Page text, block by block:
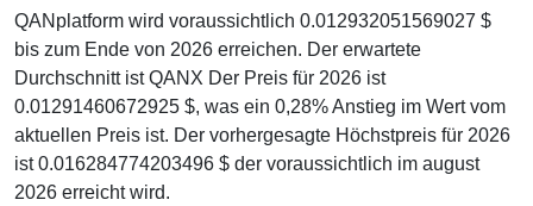
QANplatform wird voraussichtlich 0.012932051569027 $
bis zum Ende von 2026 erreichen. Der erwartete
Durchschnitt ist QANX Der Preis für 2026 ist
0.01291460672925 $, was ein 0,28% Anstieg im Wert vom
aktuellen Preis ist. Der vorhergesagte Höchstpreis für 2026
ist 0.016284774203496 $ der voraussichtlich im august
2026 erreicht wird.